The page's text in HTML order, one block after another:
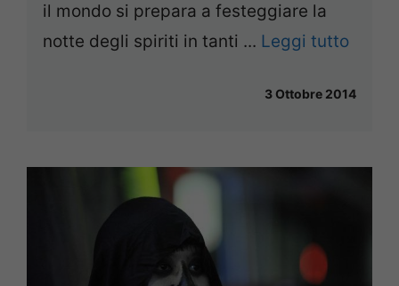
il mondo si prepara a festeggiare la
notte degli spiriti in tanti ... Leggi tutto
3 Ottobre 2014